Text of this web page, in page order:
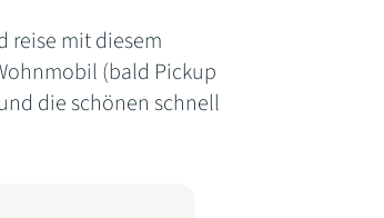
reise mit diesem
(bald Pickup
die schönen schnell